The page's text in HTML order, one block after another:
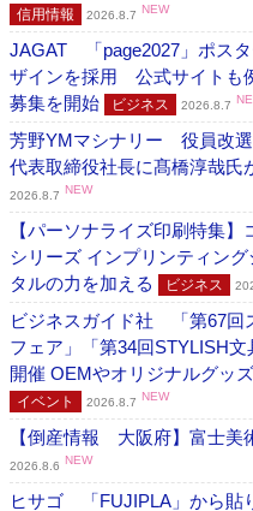
信用情報 2026.8.7 NEW
JAGAT 「page2027」ポス
ザインを採用 公式サイトも
募集を開始
ビジネス 2026.8.7
芳野YMマシナリー 役員改選
代表取締役社長に髙橋淳哉氏
2026.8.7 NEW
【パーソナライズ印刷特集
シリーズ インプリンティン
タルの力を加える
ビジネス
ビジネスガイド社 「第67回
フェア」「第34回STYLISH
開催 OEMやオリジナルグッ
イベント 2026.8.7 NEW
【倒産情報 大阪府】富士
2026.8.6 NEW
ヒサゴ 「FUJIPLA」から貼